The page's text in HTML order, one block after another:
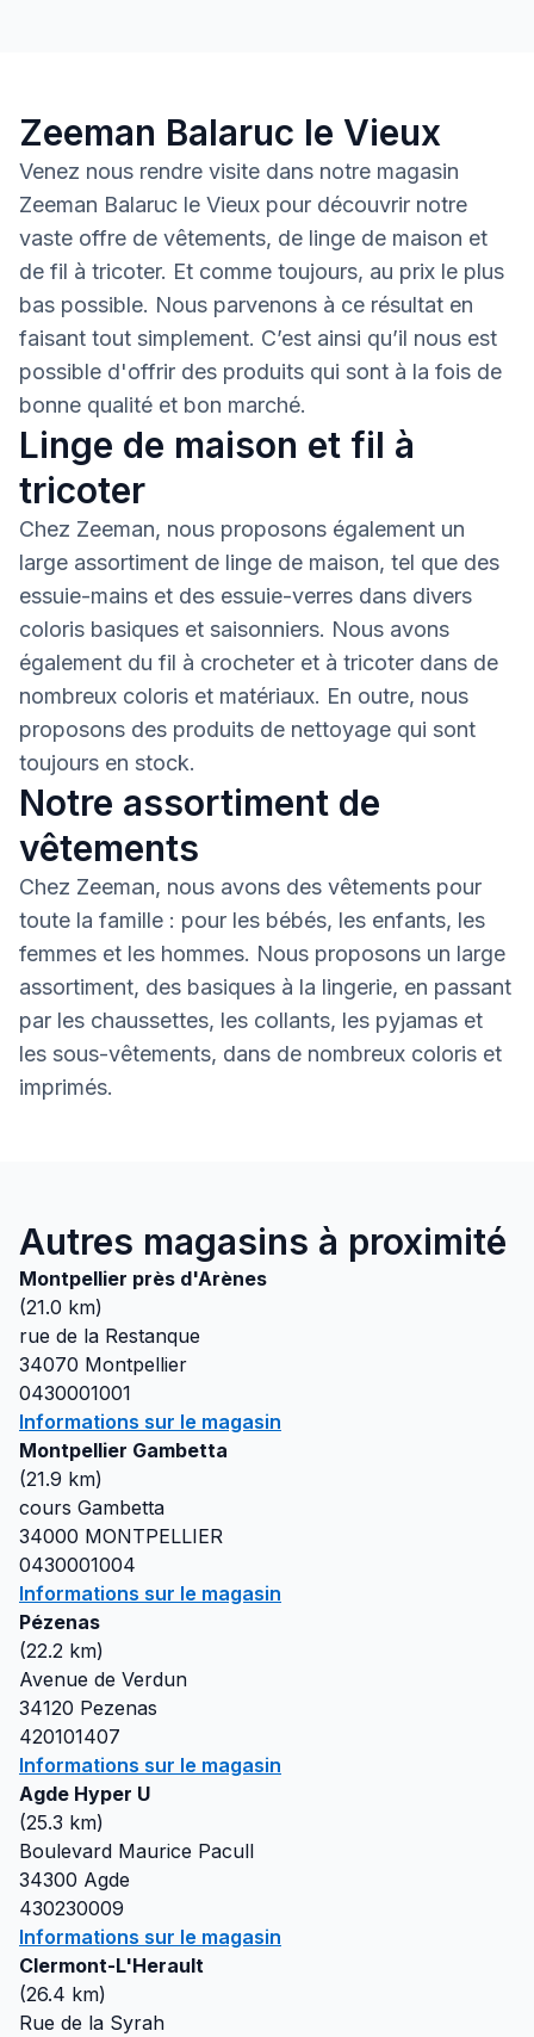
Zeeman Balaruc le Vieux
Venez nous rendre visite dans notre magasin
Zeeman Balaruc le Vieux pour découvrir notre
vaste offre de vêtements, de linge de maison et
de fil à tricoter. Et comme toujours, au prix le plus
bas possible. Nous parvenons à ce résultat en
faisant tout simplement. C’est ainsi qu’il nous est
possible d'offrir des produits qui sont à la fois de
bonne qualité et bon marché.
Linge de maison et fil à
tricoter
Chez Zeeman, nous proposons également un
large assortiment de linge de maison, tel que des
essuie-mains et des essuie-verres dans divers
coloris basiques et saisonniers. Nous avons
également du fil à crocheter et à tricoter dans de
nombreux coloris et matériaux. En outre, nous
proposons des produits de nettoyage qui sont
toujours en stock.
Notre assortiment de
vêtements
Chez Zeeman, nous avons des vêtements pour
toute la famille : pour les bébés, les enfants, les
femmes et les hommes. Nous proposons un large
assortiment, des basiques à la lingerie, en passant
par les chaussettes, les collants, les pyjamas et
les sous-vêtements, dans de nombreux coloris et
imprimés.
Autres magasins à proximité
Montpellier près d'Arènes
(21.0 km)
rue de la Restanque
34070 Montpellier
0430001001
Informations sur le magasin
Montpellier Gambetta
(21.9 km)
cours Gambetta
34000 MONTPELLIER
0430001004
Informations sur le magasin
Pézenas
(22.2 km)
Avenue de Verdun
34120 Pezenas
420101407
Informations sur le magasin
Agde Hyper U
(25.3 km)
Boulevard Maurice Pacull
34300 Agde
430230009
Informations sur le magasin
Clermont-L'Herault
(26.4 km)
Rue de la Syrah